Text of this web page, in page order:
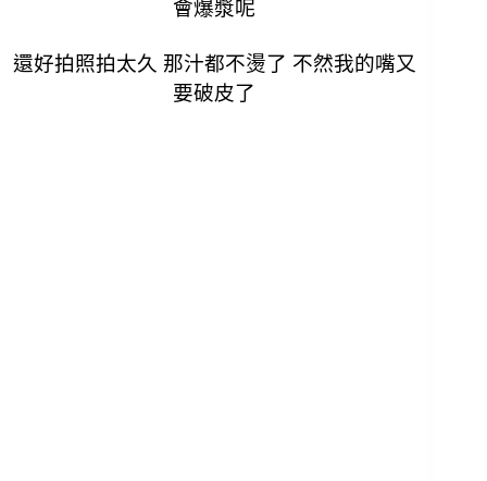
會爆漿呢
還好拍照拍太久 那汁都不燙了 不然我的嘴又
要破皮了